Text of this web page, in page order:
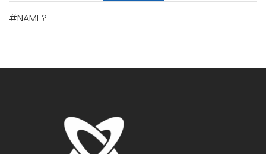
#NAME?